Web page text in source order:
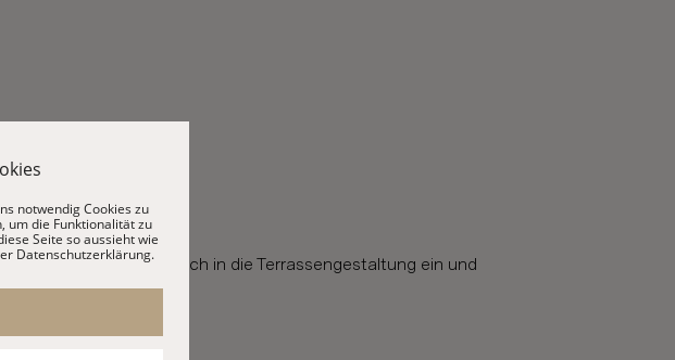
Der Pool fügt sich in die Terrassengestaltung ein und
Atmosphäre.
notwendig Cookies zu
um die Funktionalität zu
Seite so aussieht wie
Datenschutzerklärung.